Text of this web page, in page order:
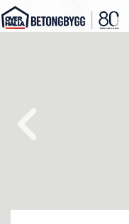
Produkter
Referanser